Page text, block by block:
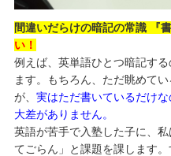
間違いだらけの暗記の常識 『
い！
例えば、英単語ひとつ暗記す
ます。もちろん、ただ眺めて
が、 実はただ書いているだけ
大差がありません。
英語が苦手で入塾した子に、
てごらん」と課題を課します